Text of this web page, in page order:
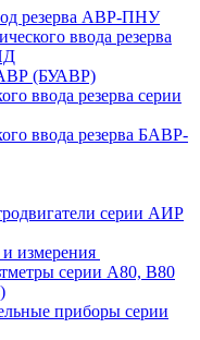
резерва АВР-ПНУ
ввода резерва
(БУАВР)
ввода резерва серии
ввода резерва БАВР-
серии АИР
измерения
серии А80, В80
приборы серии